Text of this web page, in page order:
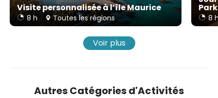
Visite personnalisée à l’île Maurice
8 h Toutes les régions 8
Voir plus
Autres Catégories d'Activités